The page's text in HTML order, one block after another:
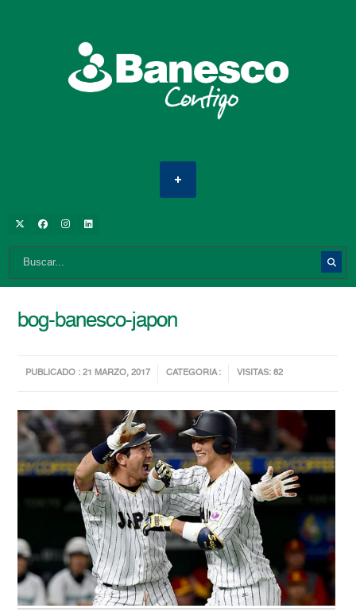
bog-banesco-japon
PUBLICADO : 21 MARZO, 2017 CATEGORIA : VISITAS: 82